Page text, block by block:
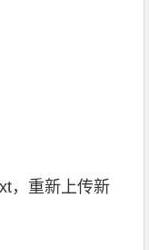
，重新上传新